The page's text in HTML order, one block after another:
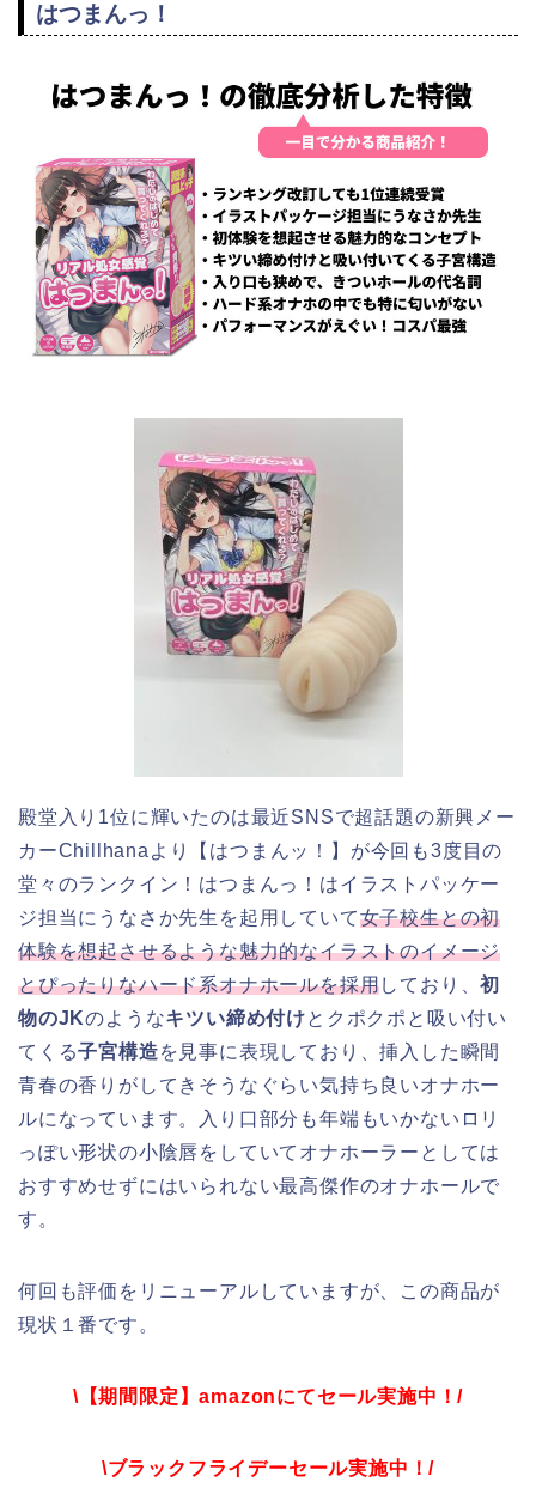
はつまんっ！
殿堂入り1位に輝いたのは最近SNSで超話題の新興メー
カーChillhanaより【はつまんッ！】が今回も3度目の
堂々のランクイン！はつまんっ！はイラストパッケー
ジ担当にうなさか先生を起用していて女子校生との初
体験を想起させるような魅力的なイラストのイメージ
とぴったりなハード系オナホールを採用しており、初
物のJKのようなキツい締め付けとクポクポと吸い付い
てくる子宮構造を見事に表現しており、挿入した瞬間
青春の香りがしてきそうなぐらい気持ち良いオナホー
ルになっています。入り口部分も年端もいかないロリ
っぽい形状の小陰唇をしていてオナホーラーとしては
おすすめせずにはいられない最高傑作のオナホールで
す。
何回も評価をリニューアルしていますが、この商品が
現状１番です。
\【期間限定】amazonにてセール実施中！/
\ブラックフライデーセール実施中！/